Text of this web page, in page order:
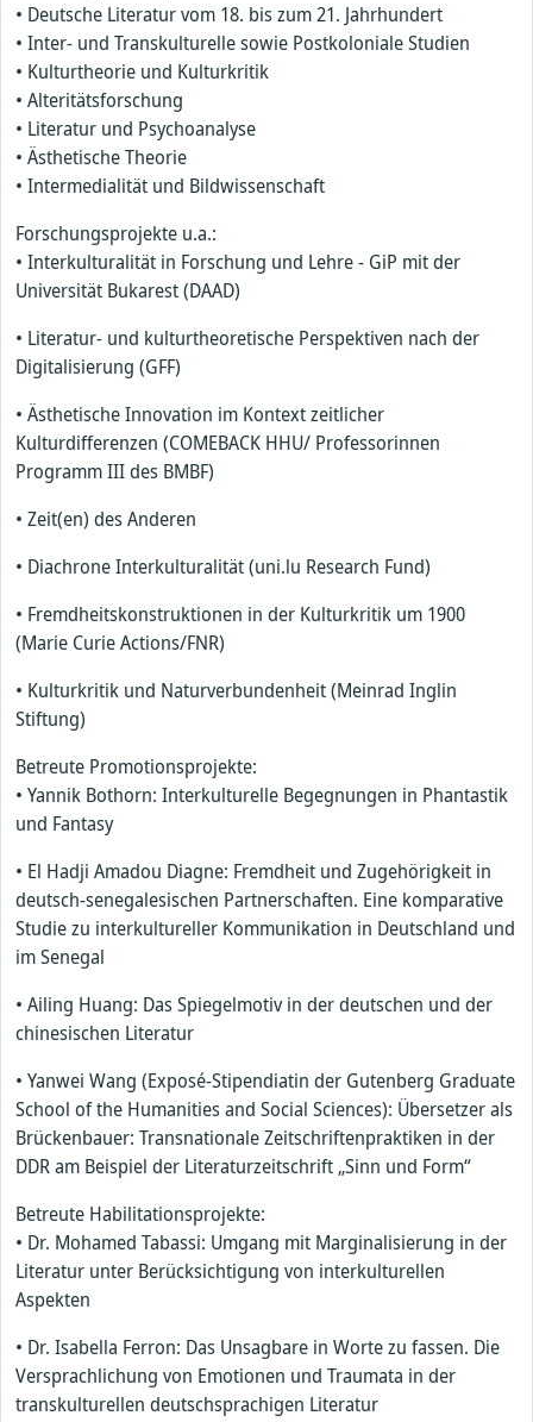
• Deutsche Literatur vom 18. bis zum 21. Jahrhundert
• Inter- und Transkulturelle sowie Postkoloniale Studien
• Kulturtheorie und Kulturkritik
• Alteritätsforschung
• Literatur und Psychoanalyse
• Ästhetische Theorie
• Intermedialität und Bildwissenschaft
Forschungsprojekte u.a.:
• Interkulturalität in Forschung und Lehre - GiP mit der
Universität Bukarest (DAAD)
• Literatur- und kulturtheoretische Perspektiven nach der
Digitalisierung (GFF)
• Ästhetische Innovation im Kontext zeitlicher
Kulturdifferenzen (COMEBACK HHU/ Professorinnen
Programm III des BMBF)
• Zeit(en) des Anderen
• Diachrone Interkulturalität (uni.lu Research Fund)
• Fremdheitskonstruktionen in der Kulturkritik um 1900
(Marie Curie Actions/FNR)
• Kulturkritik und Naturverbundenheit (Meinrad Inglin
Stiftung)
Betreute Promotionsprojekte:
• Yannik Bothorn: Interkulturelle Begegnungen in Phantastik
und Fantasy
• El Hadji Amadou Diagne: Fremdheit und Zugehörigkeit in
deutsch-senegalesischen Partnerschaften. Eine komparative
Studie zu interkultureller Kommunikation in Deutschland und
im Senegal
• Ailing Huang: Das Spiegelmotiv in der deutschen und der
chinesischen Literatur
• Yanwei Wang (Exposé-Stipendiatin der Gutenberg Graduate
School of the Humanities and Social Sciences): Übersetzer als
Brückenbauer: Transnationale Zeitschriftenpraktiken in der
DDR am Beispiel der Literaturzeitschrift „Sinn und Form“
Betreute Habilitationsprojekte:
• Dr. Mohamed Tabassi: Umgang mit Marginalisierung in der
Literatur unter Berücksichtigung von interkulturellen
Aspekten
• Dr. Isabella Ferron: Das Unsagbare in Worte zu fassen. Die
Versprachlichung von Emotionen und Traumata in der
transkulturellen deutschsprachigen Literatur